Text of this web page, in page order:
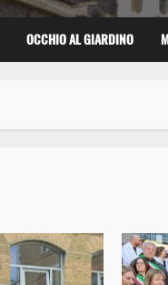
OCCHIO AL GIARDINO